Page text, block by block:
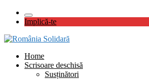
Implică-te
Home
Scrisoare deschisă
Susținători